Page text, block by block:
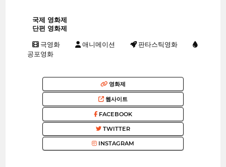
국제 영화제
단편 영화제
극영화 애니메이션
판타스틱영화
공포영화
영화제
웹사이트
FACEBOOK
TWITTER
INSTAGRAM